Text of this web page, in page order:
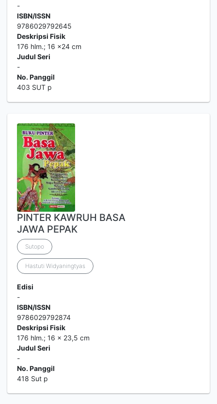
-
ISBN/ISSN
9786029792645
Deskripsi Fisik
176 hlm.; 16 x24 cm
Judul Seri
-
No. Panggil
403 SUT p
PINTER KAWRUH BASA
JAWA PEPAK
Sutopo
Hastuti Widyaningtyas
Edisi
-
ISBN/ISSN
9786029792874
Deskripsi Fisik
176 hlm.; 16 x 23,5 cm
Judul Seri
-
No. Panggil
418 Sut p